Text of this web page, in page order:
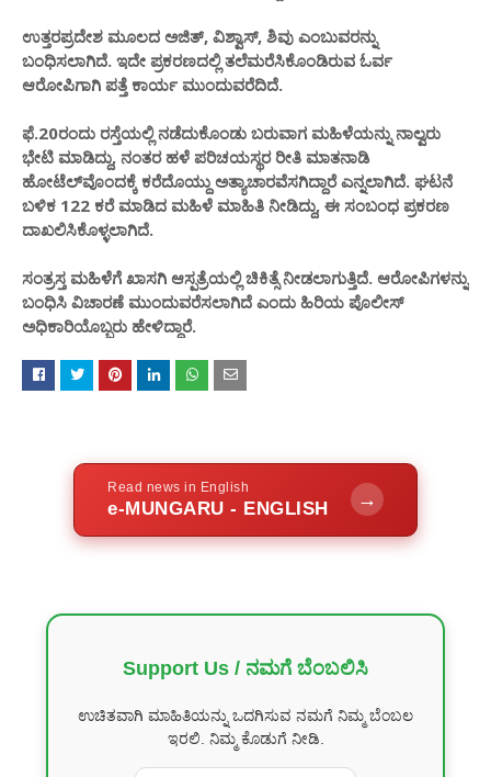
ಉತ್ತರಪ್ರದೇಶ ಮೂಲದ ಅಜಿತ್, ವಿಶ್ವಾಸ್, ಶಿವು ಎಂಬುವರನ್ನು
ಬಂಧಿಸಲಾಗಿದೆ. ಇದೇ ಪ್ರಕರಣದಲ್ಲಿ ತಲೆಮರೆಸಿಕೊಂಡಿರುವ ಓರ್ವ
ಆರೋಪಿಗಾಗಿ ಪತ್ತೆ ಕಾರ್ಯ ಮುಂದುವರೆದಿದೆ.
ಫೆ.20ರಂದು ರಸ್ತೆಯಲ್ಲಿ ನಡೆದುಕೊಂಡು ಬರುವಾಗ ಮಹಿಳೆಯನ್ನು ನಾಲ್ವರು
ಭೇಟಿ ಮಾಡಿದ್ದು, ನಂತರ ಹಳೆ ಪರಿಚಯಸ್ಥರ ರೀತಿ ಮಾತನಾಡಿ
ಹೋಟೆಲ್‌ವೊಂದಕ್ಕೆ ಕರೆದೊಯ್ದು ಅತ್ಯಾಚಾರವೆಸಗಿದ್ದಾರೆ ಎನ್ನಲಾಗಿದೆ. ಘಟನೆ
ಬಳಿಕ 122 ಕರೆ ಮಾಡಿದ ಮಹಿಳೆ ಮಾಹಿತಿ ನೀಡಿದ್ದು, ಈ ಸಂಬಂಧ ಪ್ರಕರಣ
ದಾಖಲಿಸಿಕೊಳ್ಳಲಾಗಿದೆ.
ಸಂತ್ರಸ್ತ ಮಹಿಳೆಗೆ ಖಾಸಗಿ ಆಸ್ಪತ್ರೆಯಲ್ಲಿ ಚಿಕಿತ್ಸೆ ನೀಡಲಾಗುತ್ತಿದೆ. ಆರೋಪಿಗಳನ್ನು
ಬಂಧಿಸಿ ವಿಚಾರಣೆ ಮುಂದುವರೆಸಲಾಗಿದೆ ಎಂದು ಹಿರಿಯ ಪೊಲೀಸ್
ಅಧಿಕಾರಿಯೊಬ್ಬರು ಹೇಳಿದ್ದಾರೆ.
Read news in English
e-MUNGARU - ENGLISH →
Support Us / ನಮಗೆ ಬೆಂಬಲಿಸಿ
ಉಚಿತವಾಗಿ ಮಾಹಿತಿಯನ್ನು ಒದಗಿಸುವ ನಮಗೆ ನಿಮ್ಮ ಬೆಂಬಲ
ಇರಲಿ. ನಿಮ್ಮ ಕೊಡುಗೆ ನೀಡಿ.